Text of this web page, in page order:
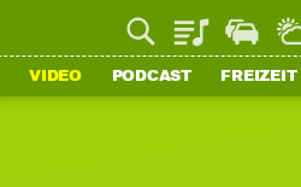
PlaylistStaupilot
VIDEO PODCAST FREIZEIT